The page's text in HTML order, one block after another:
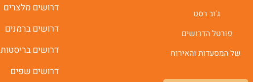
ג'וב רסט
פורטל הדרושים
של המסעדות והאירוח
דרושים מלצרים
דרושים ברמנים
דרושים בריסטות
דרושים שפים